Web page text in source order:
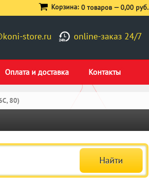
store.ru online-заказ 24/7
Оплата и доставка Контакты
Корзина: 0 товаров —0,00 руб.
80)